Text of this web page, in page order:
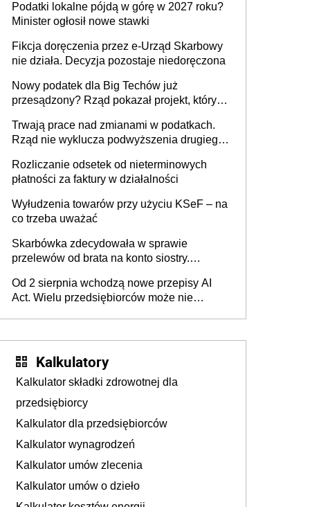
umowy cywilnoprawnej jedynym
racjonalnym wyjściem
Podatki lokalne pójdą w górę w 2027 roku?
Minister ogłosił nowe stawki
Fikcja doręczenia przez e-Urząd Skarbowy
nie działa. Decyzja pozostaje niedoręczona
Nowy podatek dla Big Techów już
przesądzony? Rząd pokazał projekt, który
Trwają prace nad zmianami w podatkach.
Rząd nie wyklucza podwyższenia drugiego
Rozliczanie odsetek od nieterminowych
płatności za faktury w działalności
Wyłudzenia towarów przy użyciu KSeF – na
co trzeba uważać
Skarbówka zdecydowała w sprawie
przelewów od brata na konto siostry.
darowizna, ale podatku jednak nie będzie
Od 2 sierpnia wchodzą nowe przepisy AI
Act. Wielu przedsiębiorców może nie
Kalkulatory
Kalkulator składki zdrowotnej dla
przedsiębiorcy
Kalkulator dla przedsiębiorców
Kalkulator wynagrodzeń
Kalkulator umów zlecenia
Kalkulator umów o dzieło